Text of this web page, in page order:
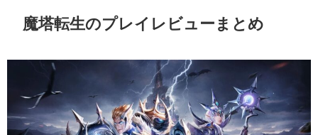
魔塔転生のプレイレビューまとめ